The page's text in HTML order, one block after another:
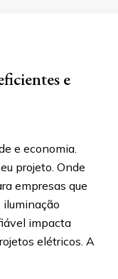
e
e economia.
projeto.​ Onde
empresas que
iluminação
impacta
elétricos.​ A